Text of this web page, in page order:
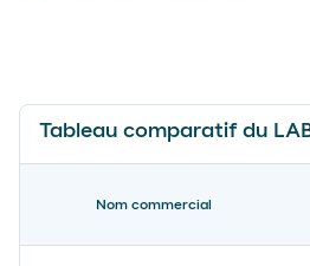
Tableau comparatif du
Nom commercial